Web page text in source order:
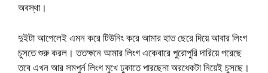
অবস্থা।
দুইটা আপেলেই এমন করে টিউনিং করে আমার হাত ছেরে দিয়ে আবার লিংগ
চুসতে শুরু করল। ততক্ষনে আমার লিংগ একেবারে পুরোপুরি দারিয়ে পরেছে
তবে এখন আর সমপুর্ন লিংগ মুখে ঢুকাতে পারছেনা অরধেকটা নিয়েই চুসছে।